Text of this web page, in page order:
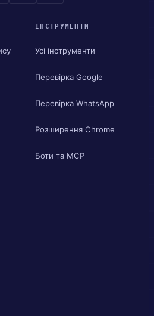
ІНСТРУМЕНТИ
Усі інструменти
Перевірка Google
Перевірка WhatsApp
Розширення Chrome
Боти та MCP